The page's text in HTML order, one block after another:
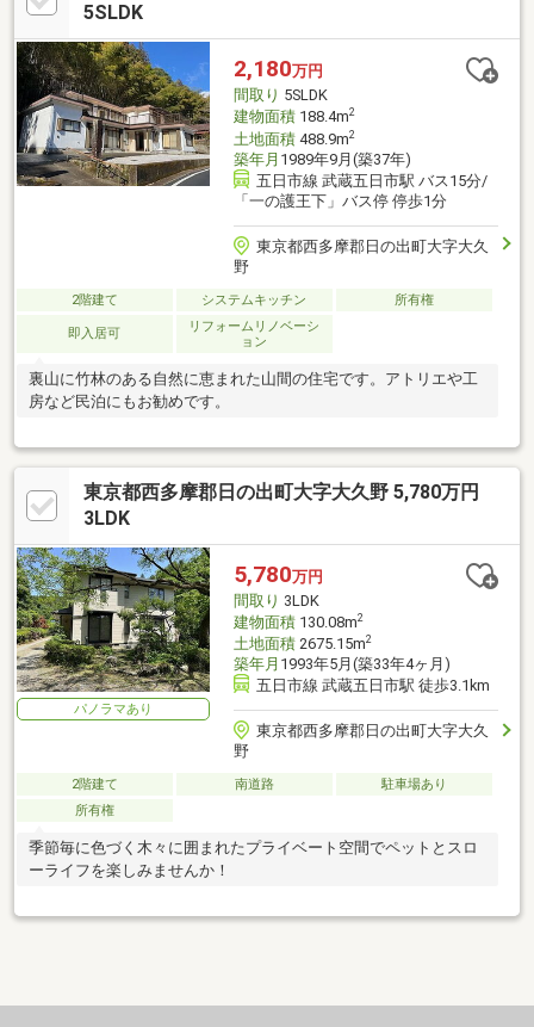
5SLDK
2,180万円
間取り 5SLDK
建物面積188.4m2
土地面積488.9m2
築年月 1989年9月(築37年)
五日市線 武蔵五日市駅 バス15分/
「一の護王下」バス停 停歩1分
東京都西多摩郡日の出町大字大久
野
2階建て システムキッチン 所有権
即入居可
リフォームリノベーシ
ョン
裏山に竹林のある自然に恵まれた山間の住宅です。アトリエや工
房など民泊にもお勧めです。
東京都西多摩郡日の出町大字大久野 5,780万円
3LDK
パノラマあり
5,780万円
間取り 3LDK
建物面積130.08m2
土地面積2675.15m2
築年月 1993年5月(築33年4ヶ月)
五日市線 武蔵五日市駅 徒歩3.1km
東京都西多摩郡日の出町大字大久
野
2階建て 南道路
駐車場あり
所有権
季節毎に色づく木々に囲まれたプライベート空間でペットとスロ
ーライフを楽しみませんか！